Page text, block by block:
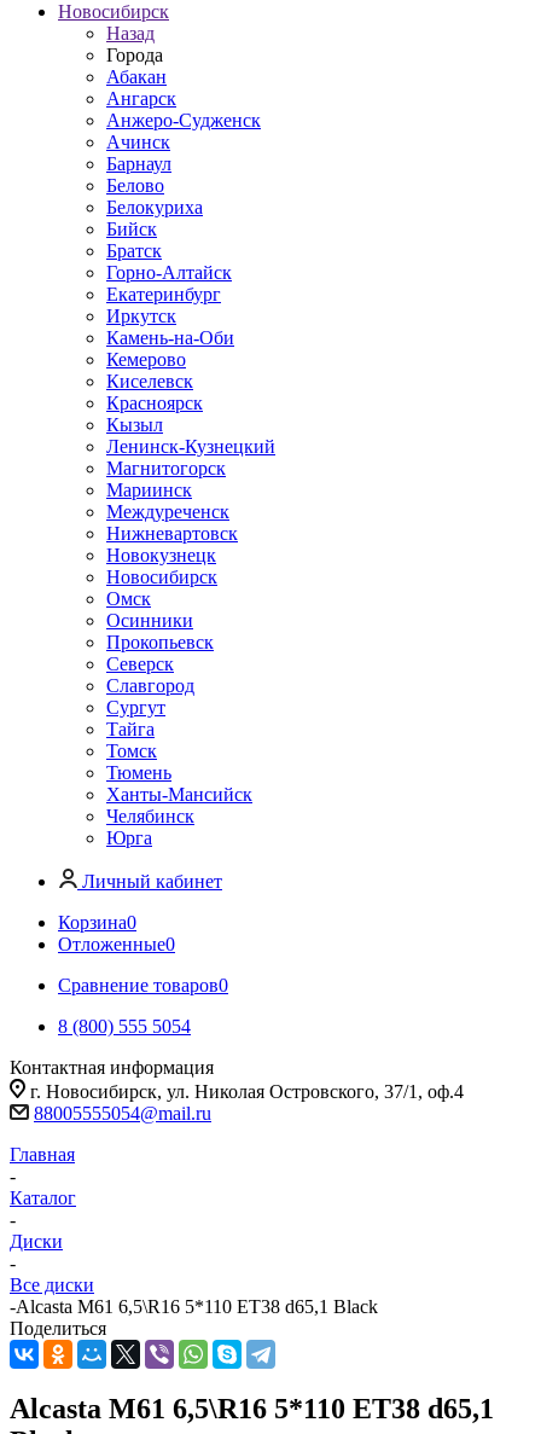
Новосибирск
Назад
Города
Абакан
Ангарск
Анжеро-Судженск
Ачинск
Барнаул
Белово
Белокуриха
Бийск
Братск
Горно-Алтайск
Екатеринбург
Иркутск
Камень-на-Оби
Кемерово
Киселевск
Красноярск
Кызыл
Ленинск-Кузнецкий
Магнитогорск
Мариинск
Междуреченск
Нижневартовск
Новокузнецк
Новосибирск
Омск
Осинники
Прокопьевск
Северск
Славгород
Сургут
Тайга
Томск
Тюмень
Ханты-Мансийск
Челябинск
Юрга
Личный кабинет
Корзина0
Отложенные0
Сравнение товаров0
8 (800) 555 5054
Контактная информация
г. Новосибирск, ул. Николая Островского, 37/1, оф.4
88005555054@mail.ru
Главная
-
Каталог
-
Диски
-
Все диски
-Alcasta M61 6,5\R16 5*110 ET38 d65,1 Black
Поделиться
Alcasta M61 6,5\R16 5*110 ET38 d65,1